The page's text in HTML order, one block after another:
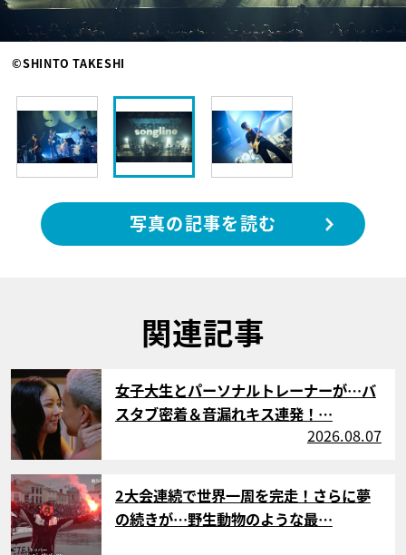
©SHINTO TAKESHI
写真の記事を読む
関連記事
サムネイル
女子大生とパーソナルトレーナーが…バ
スタブ密着＆音漏れキス連発！…
2026.08.07
サムネイル
2大会連続で世界一周を完走！さらに夢
の続きが…野生動物のような最…